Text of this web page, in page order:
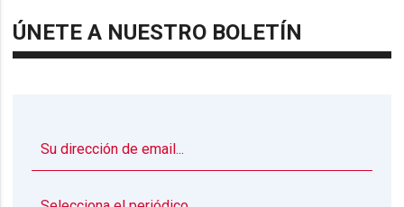
ÚNETE A NUESTRO BOLETÍN